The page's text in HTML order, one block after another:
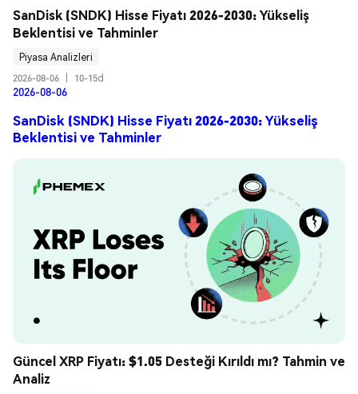
SanDisk (SNDK) Hisse Fiyatı 2026-2030: Yükseliş
Beklentisi ve Tahminler
Piyasa Analizleri
2026-08-06
10-15d
2026-08-06
SanDisk (SNDK) Hisse Fiyatı 2026-2030: Yükseliş
Beklentisi ve Tahminler
Güncel XRP Fiyatı: $1.05 Desteği Kırıldı mı? Tahmin ve
Analiz